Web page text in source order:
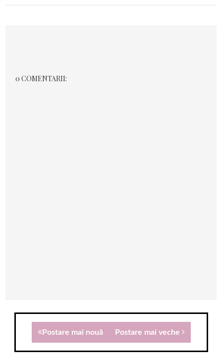
0 COMENTARII:
Postare mai nouă Postare mai veche